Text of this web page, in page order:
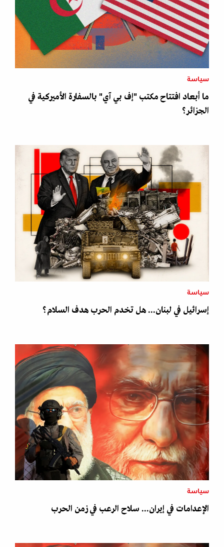
سياسة
ما أبعاد افتتاح مكتب "إف بي آي" بالسفارة الأميركية في
الجزائر؟
سياسة
إسرائيل في لبنان... هل تخدم الحرب هدف السلام؟
سياسة
الإعدامات في إيران... سلاح الرعب في زمن الحرب